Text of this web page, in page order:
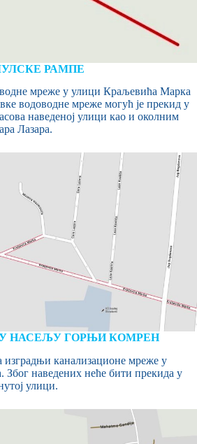
РАМПЕ
мреже у улици Краљевића Марка
водоводне мреже могућ је прекид у
наведеној улици као и околним
Лазара.
НАСЕЉУ ГОРЊИ КОМРЕН
изградњи канализационе мреже у
Због наведених неће бити прекида у
улици.